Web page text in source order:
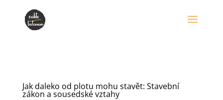
Jak daleko od plotu mohu stavět: Stavební
zákon a sousedské vztahy